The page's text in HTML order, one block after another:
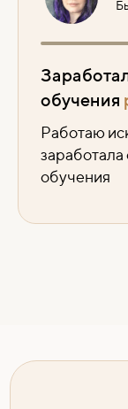
обучения
Работаю
обучения